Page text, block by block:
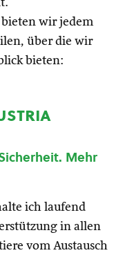
wir jedem
über die wir
bieten:
Mehr
ich laufend
in allen
vom Austausch